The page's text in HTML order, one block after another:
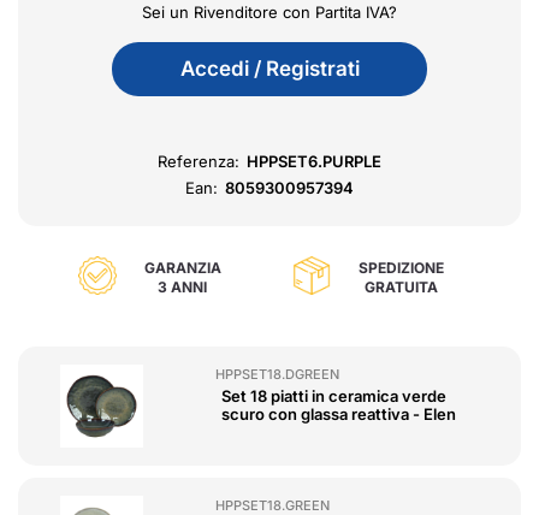
Sei un Rivenditore con Partita IVA?
Accedi / Registrati
Referenza: HPPSET6.PURPLE
Ean: 8059300957394
GARANZIA
3 ANNI
SPEDIZIONE
GRATUITA
HPPSET18.DGREEN
Set 18 piatti in ceramica verde
scuro con glassa reattiva - Elen
HPPSET18.GREEN